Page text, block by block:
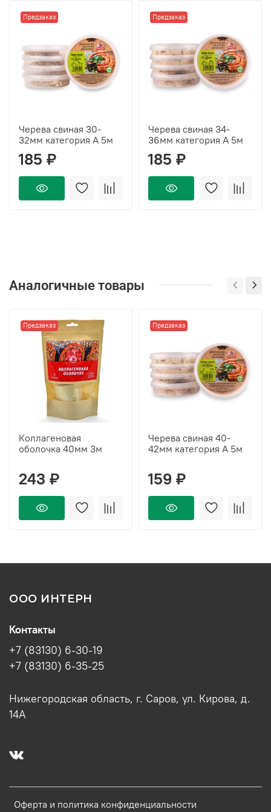
Предзаказ
Черева свиная 30-
32мм категория А 5м
185 ₽
Предзаказ
Черева свиная 34-
36мм категория А 5м
185 ₽
Аналогичные товары
Предзаказ
Коллагеновая
оболочка 40мм 3м
243 ₽
Предзаказ
Черева свиная 40-
42мм категория А 5м
159 ₽
ООО ИНТЕРН
Оферта и политика конфиденциальности
Контакты
+7 (83130) 6-30-19
+7 (83130) 6-35-25
Нижегородская область, г. Саров, ул. Кирова, д.
14А